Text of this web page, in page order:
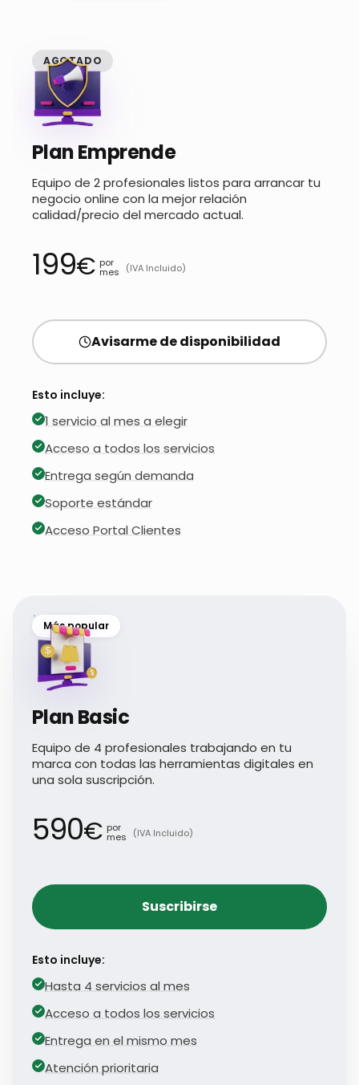
AGOTADO
Plan Emprende
Equipo de 2 profesionales listos para arrancar tu
negocio online con la mejor relación
calidad/precio del mercado actual.
199€ por
mes (IVA Incluido)
Avisarme de disponibilidad
Esto incluye:
1 servicio al mes a elegir
Acceso a todos los servicios
Entrega según demanda
Soporte estándar
Acceso Portal Clientes
Más popular
Plan Basic
Equipo de 4 profesionales trabajando en tu
marca con todas las herramientas digitales en
una sola suscripción.
590€ por
mes (IVA Incluido)
Suscribirse
Esto incluye:
Hasta 4 servicios al mes
Acceso a todos los servicios
Entrega en el mismo mes
Atención prioritaria